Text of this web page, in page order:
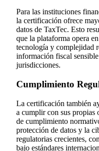
Para las instituciones
la certificación ofrece
datos de TaxTec. Esto
que la plataforma opera
tecnología y complejidad
información fiscal
jurisdicciones.
Cumplimiento
La certificación también
a cumplir con sus propias
de cumplimiento
protección de datos y la
regulatorias crecientes,
bajo estándares